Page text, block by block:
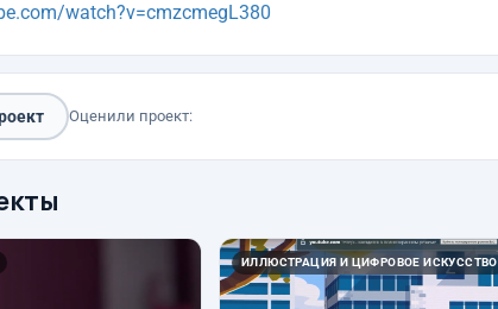
watch?v=cmzcmegL380
Оценили проект:
ИЛЛЮСТРАЦИЯ И ЦИФРОВОЕ ИСКУССТВО